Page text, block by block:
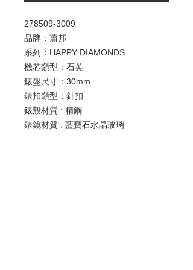
278509-3009
品牌：蕭邦
系列：HAPPY DIAMONDS
機芯類型：石英
錶盤尺寸：30mm
錶扣類型：針扣
錶殼材質 : 精鋼
錶鏡材質 : 藍寶石水晶玻璃